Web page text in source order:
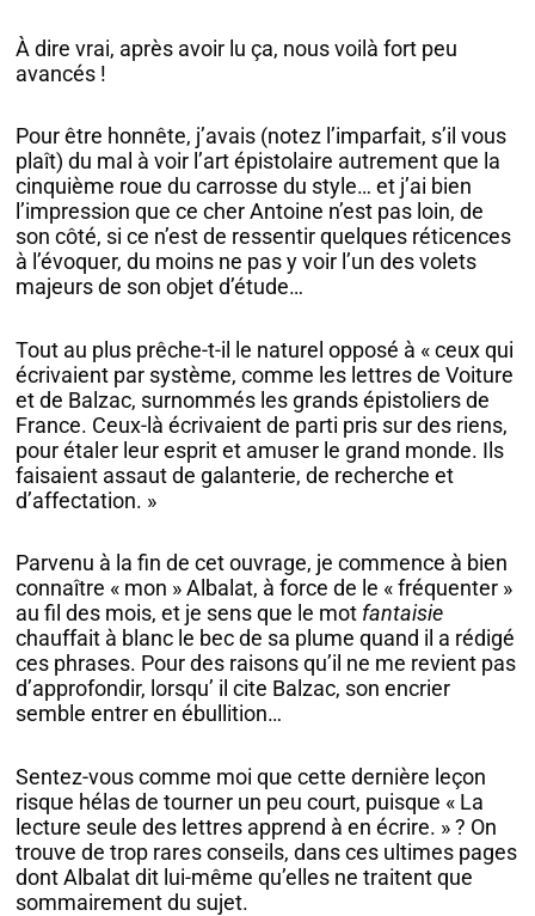
À dire vrai, après avoir lu ça, nous voilà fort peu
avancés !
Pour être honnête, j’avais (notez l’imparfait, s’il vous
plaît) du mal à voir l’art épistolaire autrement que la
cinquième roue du carrosse du style… et j’ai bien
l’impression que ce cher Antoine n’est pas loin, de
son côté, si ce n’est de ressentir quelques réticences
à l’évoquer, du moins ne pas y voir l’un des volets
majeurs de son objet d’étude…
Tout au plus prêche-t-il le naturel opposé à « ceux qui
écrivaient par système, comme les lettres de Voiture
et de Balzac, surnommés les grands épistoliers de
France. Ceux-là écrivaient de parti pris sur des riens,
pour étaler leur esprit et amuser le grand monde. Ils
faisaient assaut de galanterie, de recherche et
d’affectation. »
Parvenu à la fin de cet ouvrage, je commence à bien
connaître « mon » Albalat, à force de le « fréquenter »
au fil des mois, et je sens que le mot fantaisie
chauffait à blanc le bec de sa plume quand il a rédigé
ces phrases. Pour des raisons qu’il ne me revient pas
d’approfondir, lorsqu’ il cite Balzac, son encrier
semble entrer en ébullition…
Sentez-vous comme moi que cette dernière leçon
risque hélas de tourner un peu court, puisque « La
lecture seule des lettres apprend à en écrire. » ? On
trouve de trop rares conseils, dans ces ultimes pages
dont Albalat dit lui-même qu’elles ne traitent que
sommairement du sujet.